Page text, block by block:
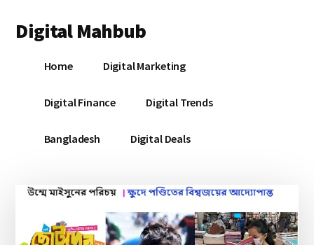
main
primary
footer
menu
Digital Mahbub
DigitalHome Digital Marketing
Digital Finance Digital Trends
Bangladesh Digital Deals